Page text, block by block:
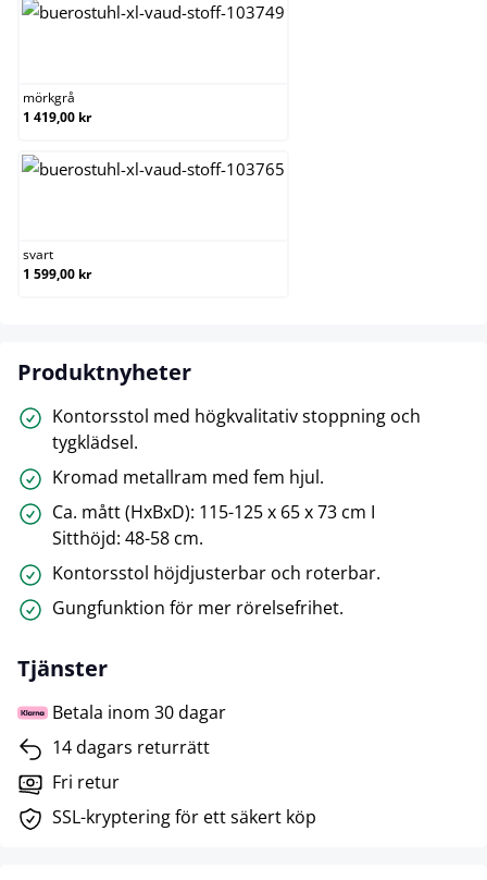
mörkgrå
1 419,00 kr
svart
1 599,00 kr
Produktnyheter
Kontorsstol med högkvalitativ stoppning och
tygklädsel.
Kromad metallram med fem hjul.
Ca. mått (HxBxD): 115-125 x 65 x 73 cm I
Sitthöjd: 48-58 cm.
Kontorsstol höjdjusterbar och roterbar.
Gungfunktion för mer rörelsefrihet.
Tjänster
Betala inom 30 dagar
14 dagars returrätt
Fri retur
SSL-kryptering för ett säkert köp